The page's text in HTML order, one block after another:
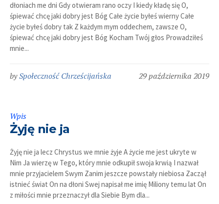
dłoniach me dni Gdy otwieram rano oczy I kiedy kładę się O,
śpiewać chcę jaki dobry jest Bóg Całe życie byłeś wierny Całe
życie byłeś dobry tak Z każdym mym oddechem, zawsze O,
śpiewać chcę jaki dobry jest Bóg Kocham Twój głos Prowadziłeś
mnie...
29 października 2019
bySpołeczność Chrześcijańska
Wpis
Żyję nie ja
Żyję nie ja lecz Chrystus we mnie żyje A życie me jest ukryte w
Nim Ja wierzę w Tego, który mnie odkupił swoja krwią I nazwał
mnie przyjacielem Swym Zanim jeszcze powstały niebiosa Zaczął
istnieć świat On na dłoni Swej napisał me imię Miliony temu lat On
z miłości mnie przeznaczył dla Siebie Bym dla...